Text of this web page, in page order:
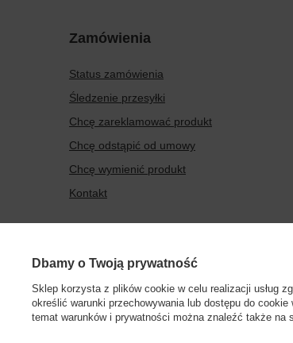
Zamówienia
Status zamówienia
Śledzenie przesyłki
Chcę zareklamować produkt
Chcę odstąpić od umowy
Chcę wymienić produkt
Kontakt
504199123
Dbamy o Twoją prywatność
Sklep korzysta z plików cookie w celu realizacji usług
określić warunki przechowywania lub dostępu do
temat warunków i prywatności można znaleźć także na